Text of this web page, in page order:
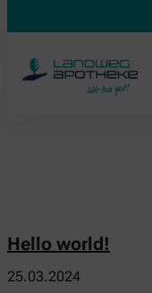
Hello world!
25.03.2024